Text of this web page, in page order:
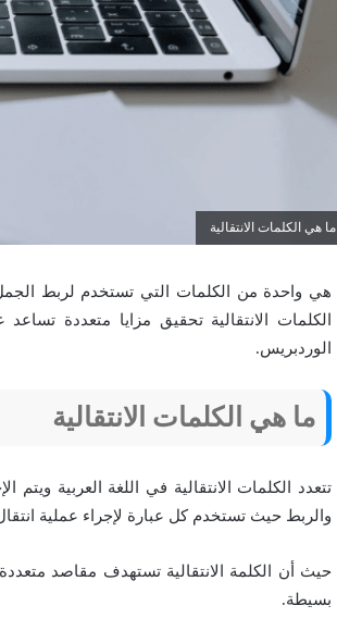
ما هي الكلمات الانتقالية
هي واحدة من الكلمات التي تستخدم لربط
الكلمات الانتقالية تحقيق مزايا متعددة
الوردبريس.
ما هي الكلمات الانتقالية
تتعدد الكلمات الانتقالية في اللغة العربية
والربط حيث تستخدم كل عبارة لإجراء عملية
حيث أن الكلمة الانتقالية تستهدف مقاصد
بسيطة.